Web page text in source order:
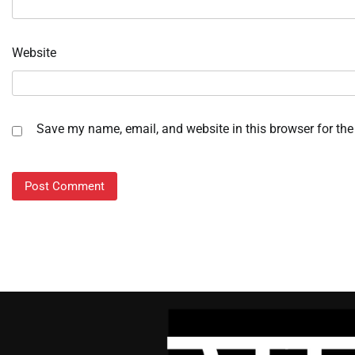
Website
Save my name, email, and website in this browser for